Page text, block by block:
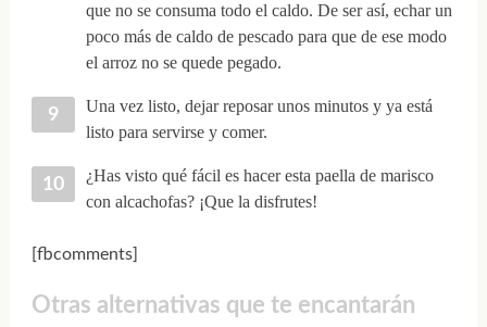
que no se consuma todo el caldo. De ser así, echar un
poco más de caldo de pescado para que de ese modo
el arroz no se quede pegado.
Una vez listo, dejar reposar unos minutos y ya está
listo para servirse y comer.
¿Has visto qué fácil es hacer esta paella de marisco
con alcachofas? ¡Que la disfrutes!
[fbcomments]
Otras alternativas que te encantarán